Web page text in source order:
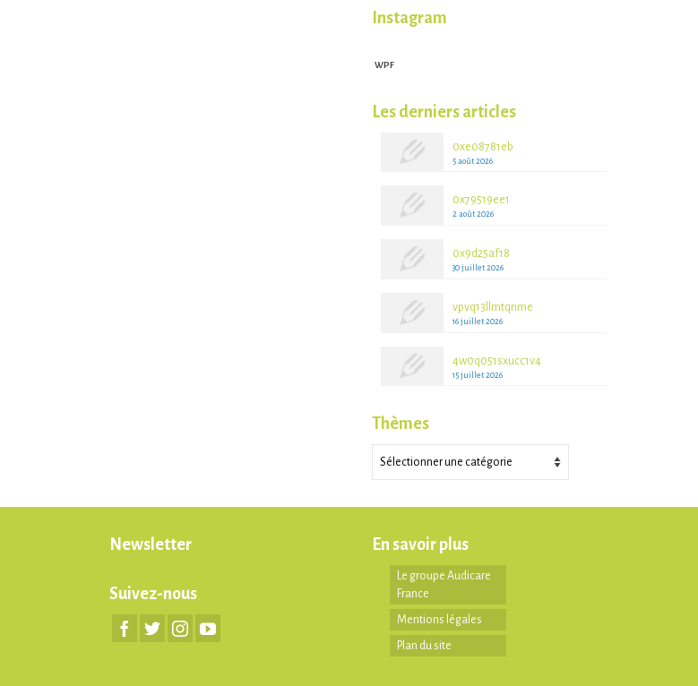
Instagram
WPF
Les derniers articles
0xe08781eb
5 août 2026
0x79519ee1
2 août 2026
0x9d25af18
30 juillet 2026
vpvq13llmtqnme
16 juillet 2026
4w0q051sxucc1v4
15 juillet 2026
Thèmes
Thèmes
Newsletter
Suivez-nous
En savoir plus
Le groupe Audicare
France
Mentions légales
Plan du site